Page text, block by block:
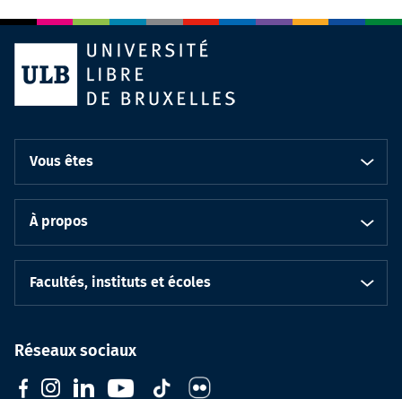
Vous êtes
À propos
Facultés, instituts et écoles
Réseaux sociaux